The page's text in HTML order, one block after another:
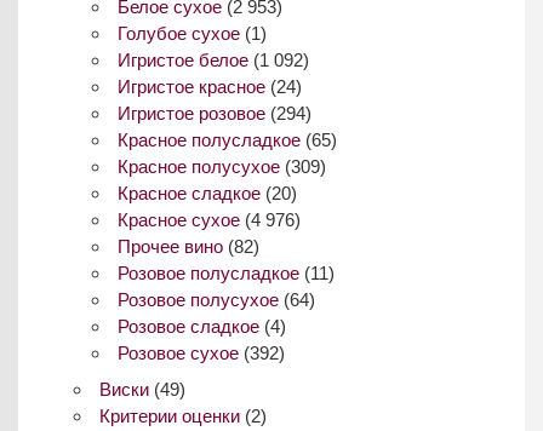
Белое сухое (2 953)
Голубое сухое (1)
Игристое белое (1 092)
Игристое красное (24)
Игристое розовое (294)
Красное полусладкое (65)
Красное полусухое (309)
Красное сладкое (20)
Красное сухое (4 976)
Прочее вино (82)
Розовое полусладкое (11)
Розовое полусухое (64)
Розовое сладкое (4)
Розовое сухое (392)
Виски(49)
Критерии оценки(2)